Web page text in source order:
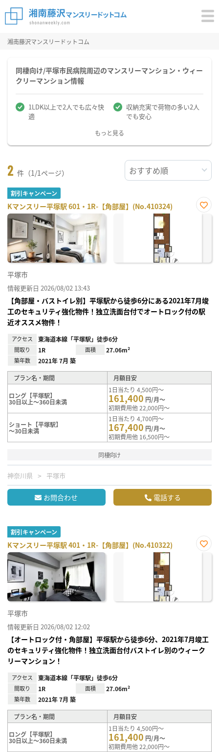
湘南藤沢マンスリードットコム
同棲向け/平塚市民病院周辺のマンスリーマンション・ウィー
クリーマンション情報
1LDK以上で2人でも広々快
適
収納充実で荷物の多い2人
でも安心
もっと見る
2 件（1/1ページ）
割引キャンペーン
Kマンスリー平塚駅 601・1R-【角部屋】(No.410324)
お気
平塚市
情報更新日 2026/08/02 13:43
【角部屋・バストイレ別】平塚駅から徒歩6分にある2021年7月竣
工のセキュリティ強化物件！独立洗面台付でオートロック付の駅
近オススメ物件！
アクセス 東海道本線「平塚駅」徒歩6分
間取り 1R 面積 27.06m²
築年数 2021年 7月 築
プラン名・期間 月額目安
ロング【平塚駅】
30日以上～360日未満
1日当たり 4,500円～
161,400 円/月～
初期費用他 22,000円～
ショート【平塚駅】
～30日未満
1日当たり 4,700円～
167,400 円/月～
初期費用他 16,500円～
同棲向け
神奈川県 平塚市
お問合わせ 電話する
割引キャンペーン
Kマンスリー平塚駅 401・1R-【角部屋】(No.410322)
お気
平塚市
情報更新日 2026/08/02 12:02
【オートロック付・角部屋】平塚駅から徒歩6分、2021年7月竣工
のセキュリティ強化物件！独立洗面台付バストイレ別のウィーク
リーマンション！
アクセス 東海道本線「平塚駅」徒歩6分
間取り 1R 面積 27.06m²
築年数 2021年 7月 築
プラン名・期間 月額目安
ロング【平塚駅】
30日以上～360日未満
1日当たり 4,500円～
161,400 円/月～
初期費用他 22,000円～